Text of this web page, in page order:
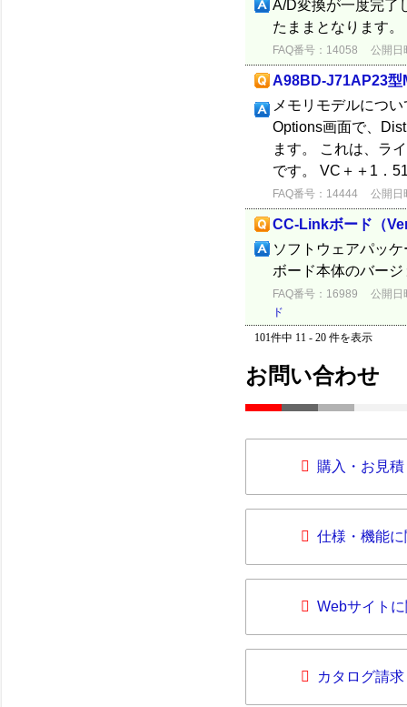
A/D変換が一度完了
たままとなります。
FAQ番号：14058 公開日
A98BD-J71AP23型
メモリモデルにつ
Options画面で、
ます。 これは、ラ
です。 VC＋＋1．
FAQ番号：14444 公開日
CC-Linkボード（
ソフトウェアパッ
ボード本体のバー
FAQ番号：16989
公開日
ド
101件中 11 - 20 件を表示
お問い合わせ
購入・お見
仕様・機能
Webサイト
カタログ請求